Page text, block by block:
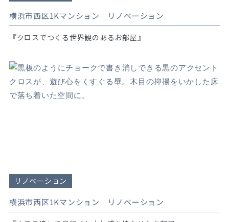
横浜市西区1Kマンション リノベーション
『クロスでつくる世界観のあるお部屋』
リノベーション
横浜市西区1Kマンション リノベーション